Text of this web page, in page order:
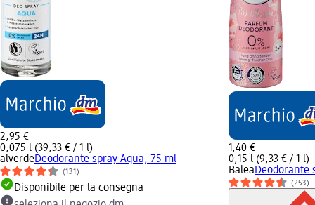
2,95 €
0,075 l (39,33 € / 1 l)
alverdeDeodorante spray Aqua, 75 ml
(131)
Disponibile per la consegna
1,40 €
0,15 l (9,33 € / 1 l)
BaleaDeodorante
(253)